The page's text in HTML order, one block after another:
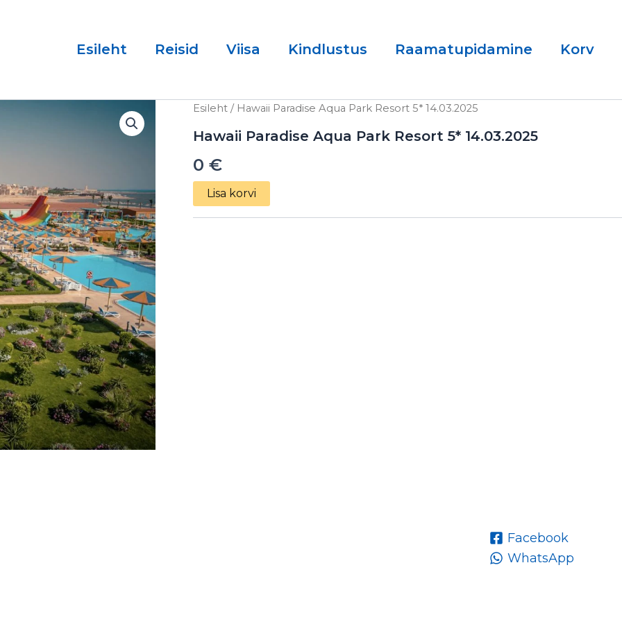
Esileht Reisid Viisa Kindlustus Raamatupidamine Korv
Esileht/ Hawaii Paradise Aqua Park Resort 5* 14.03.2025
Hawaii Paradise Aqua Park Resort 5* 14.03.2025
0 €
Hawaii
Aqua
Resort
14.03.2025
kogus
Lisa korvi
Facebook
WhatsApp